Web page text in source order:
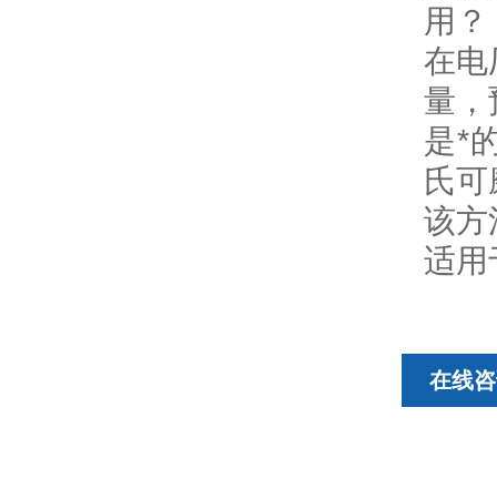
用？
在电
量，
是*
氏
该方
适用
在线